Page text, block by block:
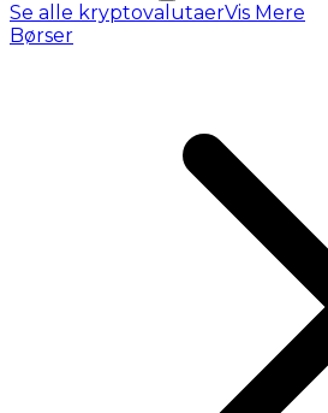
Se alle kryptovalutaerVis Mere
Børser